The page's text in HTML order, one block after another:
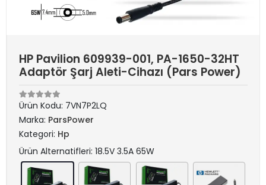
HP Pavilion 609939-001, PA-1650-32HT
Adaptör Şarj Aleti-Cihazı (Pars Power)
Ürün Kodu: 7VN7P2LQ
Marka: ParsPower
Kategori: Hp
Ürün Alternatifleri: 18.5V 3.5A 65W